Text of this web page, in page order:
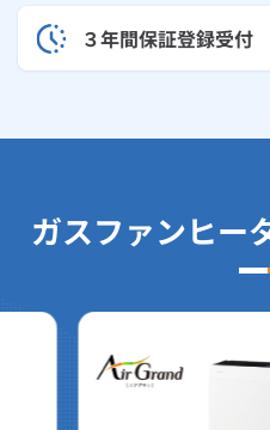
３年間保証登録受付
ガスファンヒー